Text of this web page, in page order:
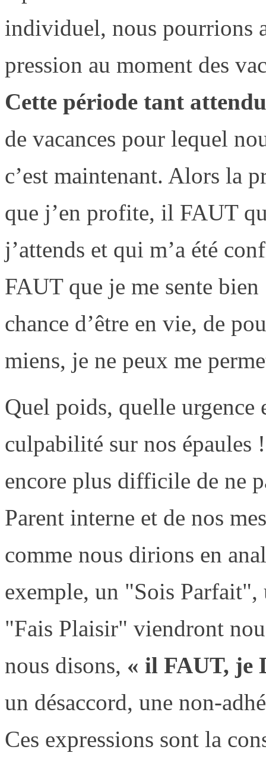
individuel, nous pourrions
pression au moment des
Cette période tant
de vacances pour lequel
c’est maintenant. Alors la
que j’en profite, il FAUT
j’attends et qui m’a été
FAUT que je me sente
chance d’être en vie, de
miens, je ne peux me
Quel poids, quelle urgence
culpabilité sur nos épaules
encore plus difficile de ne
Parent interne et de nos
comme nous dirions en
exemple, un "Sois
"Fais Plaisir" viendront
nous disons, « il FAUT, je
un désaccord, une non-
Ces expressions sont la